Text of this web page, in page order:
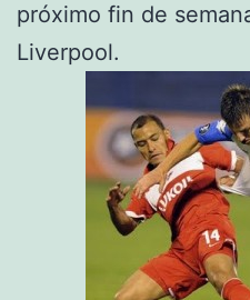
próximo fin de
Liverpool.